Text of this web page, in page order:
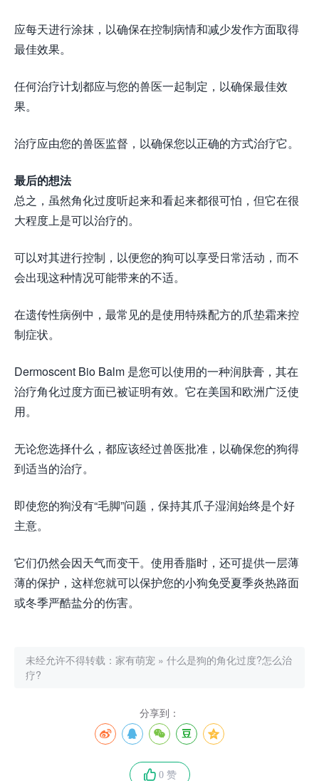
应每天进行涂抹，以确保在控制病情和减少发作方面取得
最佳效果。
任何治疗计划都应与您的兽医一起制定，以确保最佳效
果。
治疗应由您的兽医监督，以确保您以正确的方式治疗它。
最后的想法
总之，虽然角化过度听起来和看起来都很可怕，但它在很
大程度上是可以治疗的。
可以对其进行控制，以便您的狗可以享受日常活动，而不
会出现这种情况可能带来的不适。
在遗传性病例中，最常见的是使用特殊配方的爪垫霜来控
制症状。
Dermoscent Bio Balm 是您可以使用的一种润肤膏，其在
治疗角化过度方面已被证明有效。它在美国和欧洲广泛使
用。
无论您选择什么，都应该经过兽医批准，以确保您的狗得
到适当的治疗。
即使您的狗没有“毛脚”问题，保持其爪子湿润始终是个好
主意。
它们仍然会因天气而变干。使用香脂时，还可提供一层薄
薄的保护，这样您就可以保护您的小狗免受夏季炎热路面
或冬季严酷盐分的伤害。
未经允许不得转载： 家有萌宠 » 什么是狗的角化过度?怎么治
疗?
分享到：
0 赞